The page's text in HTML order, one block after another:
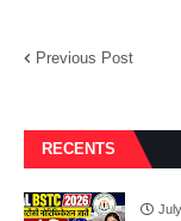
Previous Post
RECENTS